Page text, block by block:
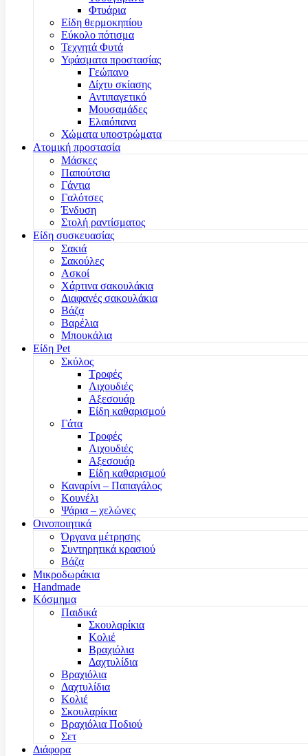
Φτυάρια
Είδη θερμοκηπίου
Εύκολο πότισμα
Τεχνητά Φυτά
Υφάσματα προστασίας
Γεώπανο
Δίχτυ σκίασης
Αντιπαγετικό
Μουσαμάδες
Ελαιόπανα
Χώματα υποστρώματα
Ατομική προστασία
Μάσκες
Παπούτσια
Γάντια
Γαλότσες
Ένδυση
Στολή ραντίσματος
Είδη συσκευασίας
Σακιά
Σακούλες
Ασκοί
Χάρτινα σακουλάκια
Διαφανές σακουλάκια
Βάζα
Βαρέλια
Μπουκάλια
Είδη Pet
Σκύλος
Τροφές
Λιχουδιές
Αξεσουάρ
Είδη καθαρισμού
Γάτα
Τροφές
Λιχουδιές
Αξεσουάρ
Είδη καθαρισμού
Καναρίνι – Παπαγάλος
Κουνέλι
Ψάρια – χελώνες
Οινοποιητικά
Όργανα μέτρησης
Συντηρητικά κρασιού
Βάζα
Μικροδωράκια
Handmade
Κόσμημα
Παιδικά
Σκουλαρίκια
Κολιέ
Βραχιόλια
Δαχτυλίδια
Βραχιόλια
Δαχτυλίδια
Κολιέ
Σκουλαρίκια
Βραχιόλια Ποδιού
Σετ
Διάφορα